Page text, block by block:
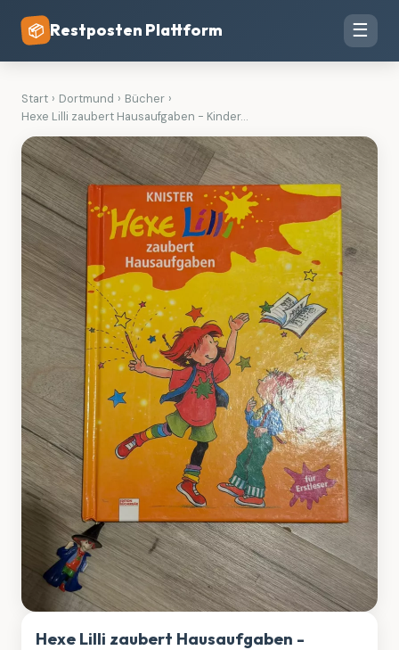
📦 Restposten Plattform ☰
Start › Dortmund › Bücher ›
Hexe Lilli zaubert Hausaufgaben - Kinder...
Hexe Lilli zaubert Hausaufgaben -